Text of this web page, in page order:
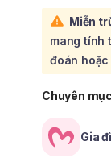
niệu để
xác và có
chất lượng
Miễn
mang tính
đoán
Chuyên
Gia